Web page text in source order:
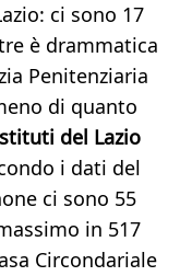
ci sono 17
è drammatica
Penitenziaria
di quanto
del Lazio
i dati del
ci sono 55
in 517
Circondariale